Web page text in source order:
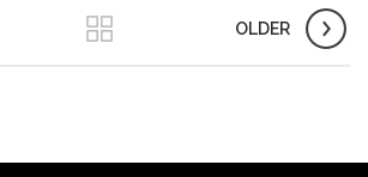
OLDER